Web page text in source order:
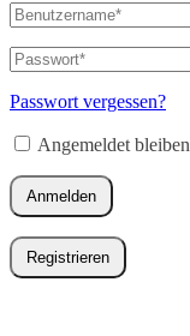
Benutzername
oder
E-
Mail-
Adresse*
Passwort*
Erforderlich
Passwort vergessen?
Angemeldet bleiben
Anmelden
Registrieren